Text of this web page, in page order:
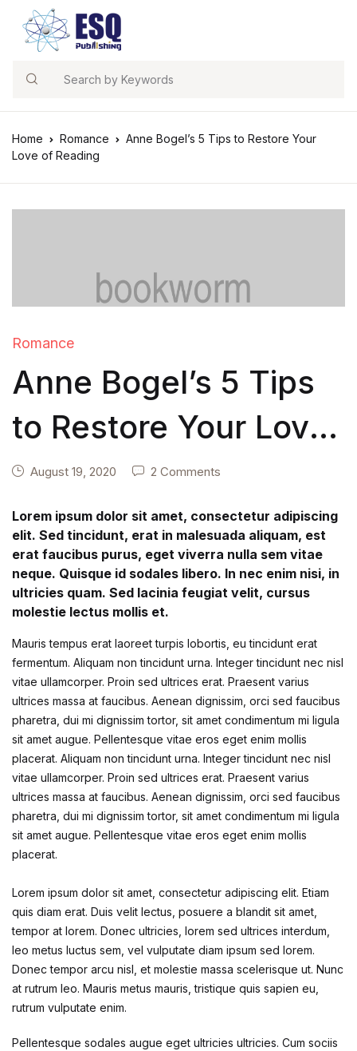
Search
Home Romance
Anne Bogel’s 5 Tips to Restore Your
Love of Reading
Romance
Anne Bogel’s 5 Tips
to Restore Your Love
of Reading
August 19, 2020 2 Comments
Lorem ipsum dolor sit amet, consectetur adipiscing
elit. Sed tincidunt, erat in malesuada aliquam, est
erat faucibus purus, eget viverra nulla sem vitae
neque. Quisque id sodales libero. In nec enim nisi, in
ultricies quam. Sed lacinia feugiat velit, cursus
molestie lectus mollis et.
Mauris tempus erat laoreet turpis lobortis, eu tincidunt erat
fermentum. Aliquam non tincidunt urna. Integer tincidunt nec nisl
vitae ullamcorper. Proin sed ultrices erat. Praesent varius
ultrices massa at faucibus. Aenean dignissim, orci sed faucibus
pharetra, dui mi dignissim tortor, sit amet condimentum mi ligula
sit amet augue. Pellentesque vitae eros eget enim mollis
placerat. Aliquam non tincidunt urna. Integer tincidunt nec nisl
vitae ullamcorper. Proin sed ultrices erat. Praesent varius
ultrices massa at faucibus. Aenean dignissim, orci sed faucibus
pharetra, dui mi dignissim tortor, sit amet condimentum mi ligula
sit amet augue. Pellentesque vitae eros eget enim mollis
placerat.
Lorem ipsum dolor sit amet, consectetur adipiscing elit. Etiam
quis diam erat. Duis velit lectus, posuere a blandit sit amet,
tempor at lorem. Donec ultricies, lorem sed ultrices interdum,
leo metus luctus sem, vel vulputate diam ipsum sed lorem.
Donec tempor arcu nisl, et molestie massa scelerisque ut. Nunc
at rutrum leo. Mauris metus mauris, tristique quis sapien eu,
rutrum vulputate enim.
Pellentesque sodales augue eget ultricies ultricies. Cum sociis